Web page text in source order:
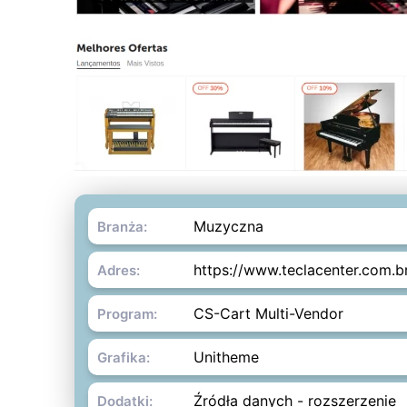
Branża: Muzyczna
Adres: https://
Program: CS-Cart Multi-Vendor
Grafika: Unitheme
Dodatki: Źródła danych - rozszerzenie